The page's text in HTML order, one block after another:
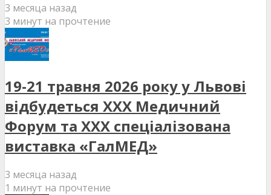
3 месяца назад
3 минут на прочтение
19-21 травня 2026 року у Львові
відбудеться XXX Медичний
Форум та XXX спеціалізована
виставка «ГалМЕД»
3 месяца назад
1 минут на прочтение